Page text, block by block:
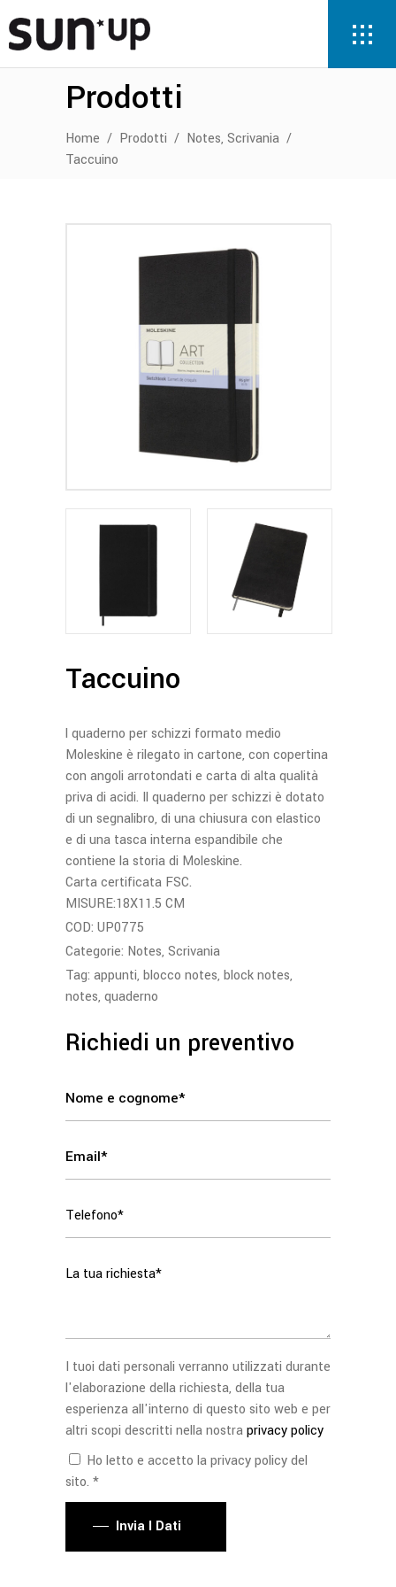
Prodotti
Home / Prodotti / Notes, Scrivania /
Taccuino
Taccuino
l quaderno per schizzi formato medio
Moleskine è rilegato in cartone, con copertina
con angoli arrotondati e carta di alta qualità
priva di acidi. Il quaderno per schizzi è dotato
di un segnalibro, di una chiusura con elastico
e di una tasca interna espandibile che
contiene la storia di Moleskine.
Carta certificata FSC.
MISURE:18X11.5 CM
COD: UP0775
Categorie: Notes, Scrivania
Tag: appunti, blocco notes, block notes,
notes, quaderno
Richiedi un preventivo
I tuoi dati personali verranno utilizzati durante
l'elaborazione della richiesta, della tua
esperienza all'interno di questo sito web e per
altri scopi descritti nella nostraprivacy policy
Ho letto e accetto la privacy policy del
sito. *
Invia I Dati